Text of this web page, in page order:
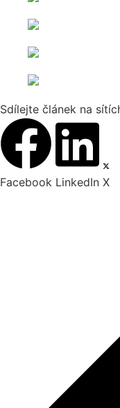
Sdílejte článek na
Facebook LinkedIn X